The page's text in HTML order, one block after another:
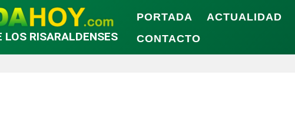
LOS RISARALDENSES
PORTADA ACTUALIDAD
CONTACTO